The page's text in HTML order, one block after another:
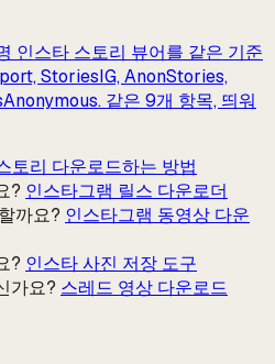
인스타 스토리 뷰어를 같은 기준
StoriesIG, AnonStories,
같은 9개 항목, 띄워
토리 다운로드하는 방법
? 인스타그램 릴스 다운로더
까요? 인스타그램 동영상 다운
? 인스타 사진 저장 도구
가요? 스레드 영상 다운로드